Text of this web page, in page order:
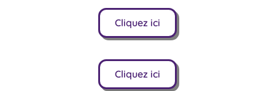
Cliquez ici
Cliquez ici